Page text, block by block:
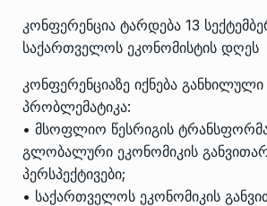
კონფერენცია ტარდება 13
საქართველოს ეკონომისტის დღეს
კონფერენციაზე იქნება განხილული
პრობლემატიკა:
• მსოფლიო წესრიგის
გლობალური ეკონომიკის
პერსპექტივები;
• საქართველოს ეკონომიკის